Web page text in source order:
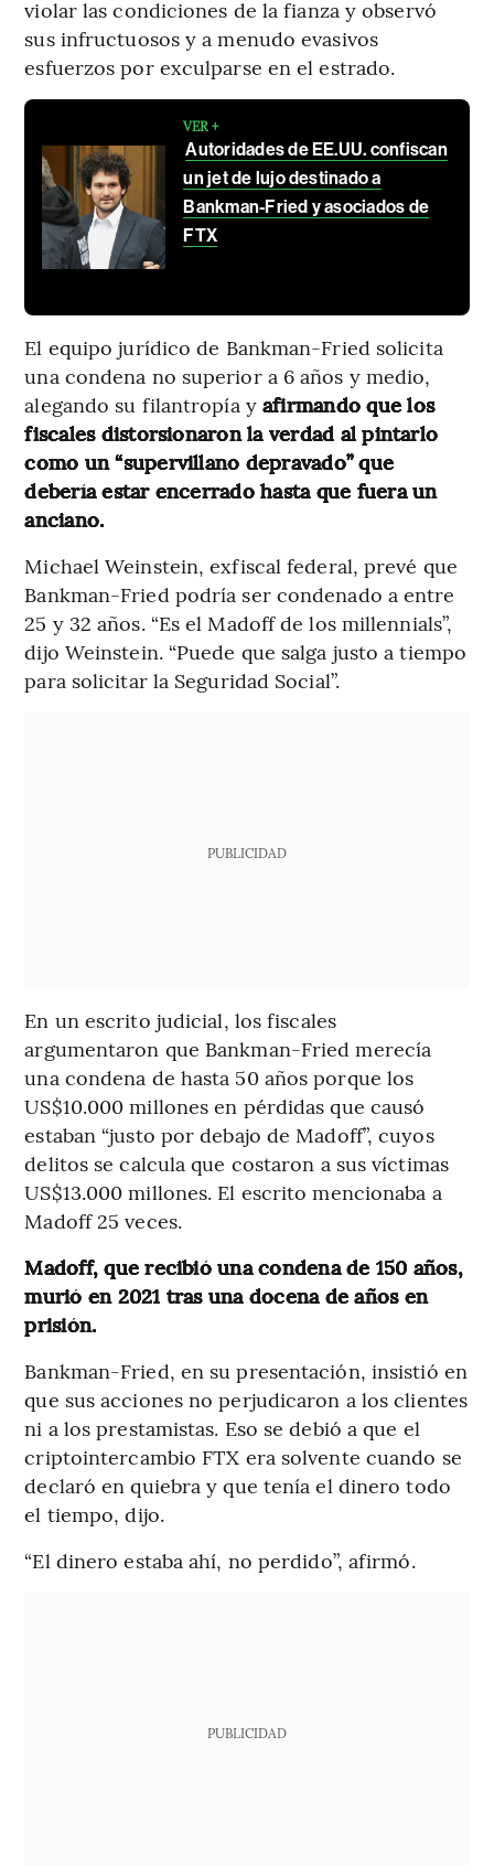
violar las condiciones de la fianza y observó
sus infructuosos y a menudo evasivos
esfuerzos por exculparse en el estrado.
VER +
Autoridades de EE.UU. confiscan
un jet de lujo destinado a
Bankman-Fried y asociados de
FTX
El equipo jurídico de Bankman-Fried solicita
una condena no superior a 6 años y medio,
alegando su filantropía y afirmando que los
fiscales distorsionaron la verdad al pintarlo
como un “supervillano depravado” que
debería estar encerrado hasta que fuera un
anciano.
Michael Weinstein, exfiscal federal, prevé que
Bankman-Fried podría ser condenado a entre
25 y 32 años. “Es el Madoff de los millennials”,
dijo Weinstein. “Puede que salga justo a tiempo
para solicitar la Seguridad Social”.
PUBLICIDAD
En un escrito judicial, los fiscales
argumentaron que Bankman-Fried merecía
una condena de hasta 50 años porque los
US$10.000 millones en pérdidas que causó
estaban “justo por debajo de Madoff”, cuyos
delitos se calcula que costaron a sus víctimas
US$13.000 millones. El escrito mencionaba a
Madoff 25 veces.
Madoff, que recibió una condena de 150 años,
murió en 2021 tras una docena de años en
prisión.
Bankman-Fried, en su presentación, insistió en
que sus acciones no perjudicaron a los clientes
ni a los prestamistas. Eso se debió a que el
criptointercambio FTX era solvente cuando se
declaró en quiebra y que tenía el dinero todo
el tiempo, dijo.
“El dinero estaba ahí, no perdido”, afirmó.
PUBLICIDAD